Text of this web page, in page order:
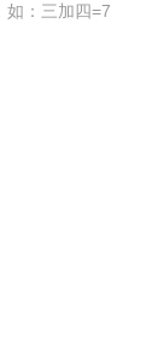
如：三加四=7